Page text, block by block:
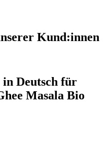
Kund:innen
Deutsch für
Masala Bio